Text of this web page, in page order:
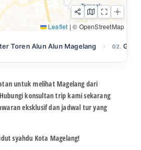
Leaflet | © OpenStreetMap
Toren Alun Alun Magelang 02.
untuk melihat Magelang dari
konsultan trip kami sekarang
eksklusif dan jadwal tur yang
syahdu Kota Magelang!